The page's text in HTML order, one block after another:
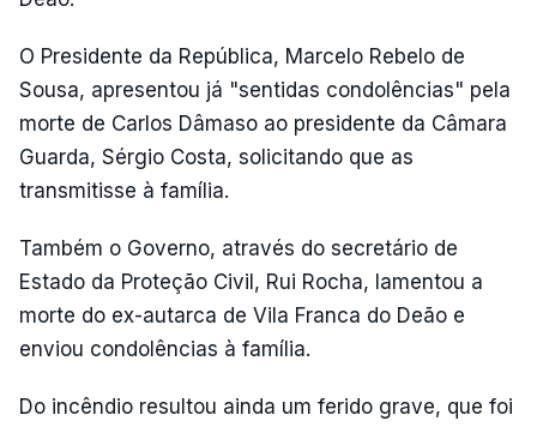
O Presidente da República, Marcelo Rebelo de
Sousa, apresentou já "sentidas condolências" pela
morte de Carlos Dâmaso ao presidente da Câmara
Guarda, Sérgio Costa, solicitando que as
transmitisse à família.
Também o Governo, através do secretário de
Estado da Proteção Civil, Rui Rocha, lamentou a
morte do ex-autarca de Vila Franca do Deão e
enviou condolências à família.
Do incêndio resultou ainda um ferido grave, que foi